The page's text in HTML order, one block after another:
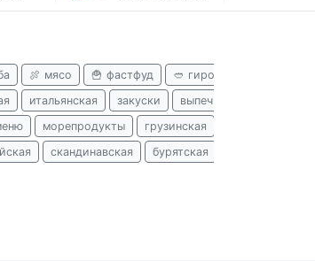
🍖 мясо 🍟 фастфуд 🥙 гирос
итальянская закуски выпечка
морепродукты грузинская
скандинавская бурятская